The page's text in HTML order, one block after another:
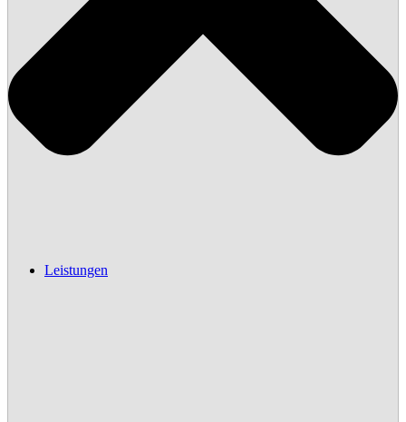
Leistungen